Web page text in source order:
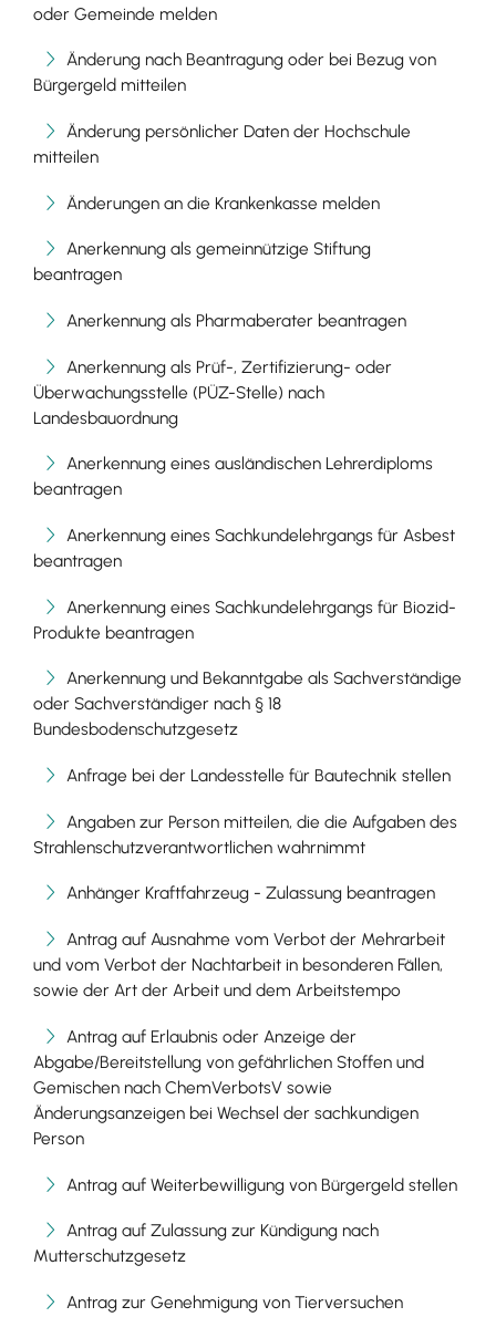
oder Gemeinde melden
Änderung nach Beantragung oder bei Bezug von
Bürgergeld mitteilen
Änderung persönlicher Daten der Hochschule
mitteilen
Änderungen an die Krankenkasse melden
Anerkennung als gemeinnützige Stiftung
beantragen
Anerkennung als Pharmaberater beantragen
Anerkennung als Prüf-, Zertifizierung- oder
Überwachungsstelle (PÜZ-Stelle) nach
Landesbauordnung
Anerkennung eines ausländischen Lehrerdiploms
beantragen
Anerkennung eines Sachkundelehrgangs für Asbest
beantragen
Anerkennung eines Sachkundelehrgangs für Biozid-
Produkte beantragen
Anerkennung und Bekanntgabe als Sachverständige
oder Sachverständiger nach § 18
Bundesbodenschutzgesetz
Anfrage bei der Landesstelle für Bautechnik stellen
Angaben zur Person mitteilen, die die Aufgaben des
Strahlenschutzverantwortlichen wahrnimmt
Anhänger Kraftfahrzeug - Zulassung beantragen
Antrag auf Ausnahme vom Verbot der Mehrarbeit
und vom Verbot der Nachtarbeit in besonderen Fällen,
sowie der Art der Arbeit und dem Arbeitstempo
Antrag auf Erlaubnis oder Anzeige der
Abgabe/Bereitstellung von gefährlichen Stoffen und
Gemischen nach ChemVerbotsV sowie
Änderungsanzeigen bei Wechsel der sachkundigen
Person
Antrag auf Weiterbewilligung von Bürgergeld stellen
Antrag auf Zulassung zur Kündigung nach
Mutterschutzgesetz
Antrag zur Genehmigung von Tierversuchen